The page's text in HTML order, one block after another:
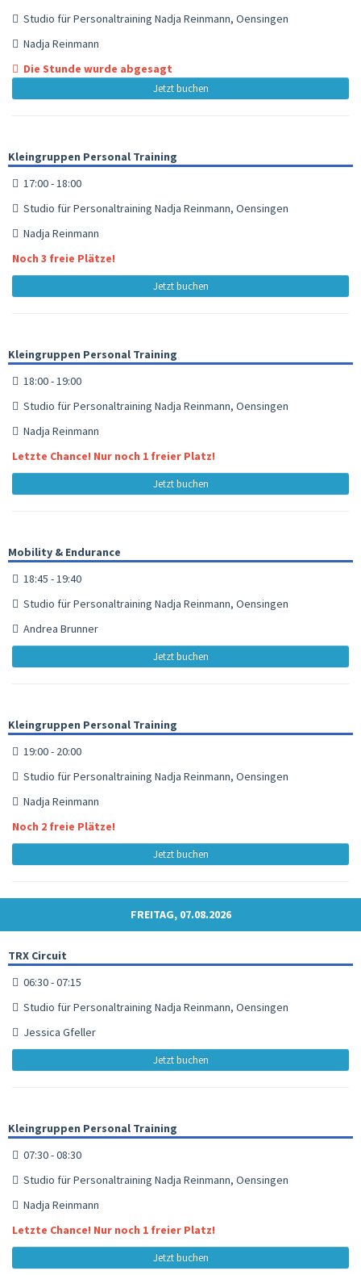
Studio für Personaltraining Nadja Reinmann, Oensingen
Nadja Reinmann
Die Stunde wurde abgesagt
Jetzt buchen
Kleingruppen Personal Training
17:00 - 18:00
Studio für Personaltraining Nadja Reinmann, Oensingen
Nadja Reinmann
Noch 3 freie Plätze!
Jetzt buchen
Kleingruppen Personal Training
18:00 - 19:00
Studio für Personaltraining Nadja Reinmann, Oensingen
Nadja Reinmann
Letzte Chance! Nur noch 1 freier Platz!
Jetzt buchen
Mobility & Endurance
18:45 - 19:40
Studio für Personaltraining Nadja Reinmann, Oensingen
Andrea Brunner
Jetzt buchen
Kleingruppen Personal Training
19:00 - 20:00
Studio für Personaltraining Nadja Reinmann, Oensingen
Nadja Reinmann
Noch 2 freie Plätze!
Jetzt buchen
FREITAG, 07.08.2026
TRX Circuit
06:30 - 07:15
Studio für Personaltraining Nadja Reinmann, Oensingen
Jessica Gfeller
Jetzt buchen
Kleingruppen Personal Training
07:30 - 08:30
Studio für Personaltraining Nadja Reinmann, Oensingen
Nadja Reinmann
Letzte Chance! Nur noch 1 freier Platz!
Jetzt buchen